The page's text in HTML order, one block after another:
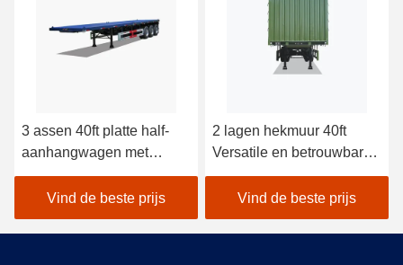
3 assen 40ft platte half-
aanhangwagen met
Fuwa-as 13t en
mechanische ophanging
voor efficiënt transport van
zware vracht
Vind de beste prijs
2 lagen hekmuur 40ft
Versatile en betrouwbare
drop Side Rail Wall
Flatbed Semi-trailer met
BPW As 12t en Air Bag
Spring Suspension
Vind de beste prijs